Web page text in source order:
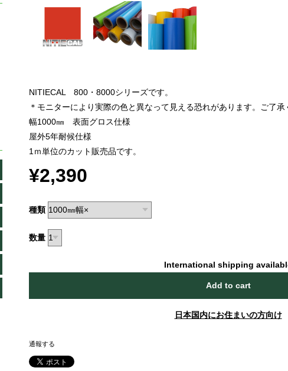
NITIECAL 800・8000シリーズです。
＊モニターにより実際の色と異なって見える恐れがあります。ご了承
幅1000㎜ 表面グロス仕様
屋外5年耐候仕様
1ｍ単位のカット販売品です。
¥2,390
種類
数量
International shipping
Add to cart
日本国内にお住まいの方向け
通報する